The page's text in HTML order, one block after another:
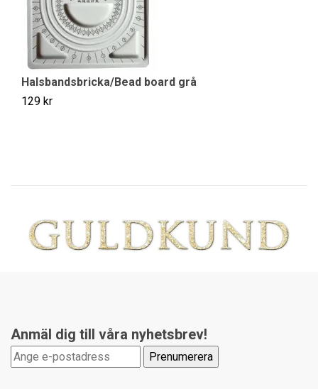
Halsbandsbricka/Bead board grå
129 kr
Anmäl dig till våra nyhetsbrev!